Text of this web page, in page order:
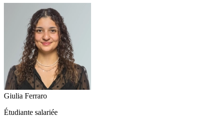
Giulia Ferraro
Étudiante salariée